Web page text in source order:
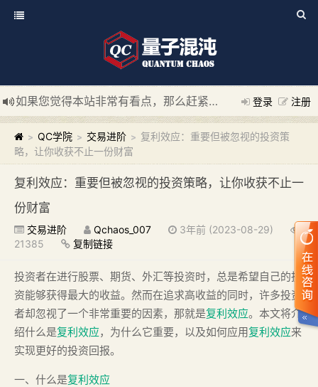
登录 注册
如果您觉得本站非常有看点，那么赶紧使用Ctrl+D 收藏我们吧
新添加量子混沌系统板块，欢迎大家访问！
---“量子混沌系
> QC学院 > 交易进阶 > 复利效应：重要但被忽视的投资策
略，让你收获不止一份财富
复利效应：重要但被忽视的投资策略，让你收获不止一
份财富
交易进阶 Qchaos_007
3年前 (2023-08-29)
21385
复制链接
投资者在进行股票、期货、外汇等投资时，总是希望自己的投
资能够获得最大的收益。然而在追求高收益的同时，许多投资
者却忽视了一个非常重要的因素，那就是复利效应。本文将介
绍什么是复利效应，为什么它重要，以及如何应用复利效应来
实现更好的投资回报。
一、什么是复利效应